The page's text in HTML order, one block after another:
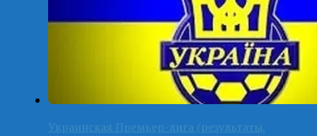
Украинская Премьер-лига (результаты,